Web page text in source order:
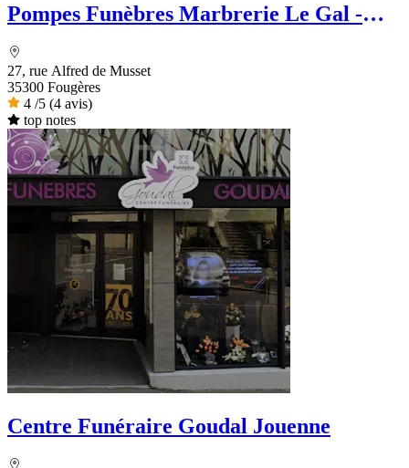
Pompes Funèbres Marbrerie Le Gal -
27, rue Alfred de Musset
35300 Fougères
4 /5 (4 avis)
top notes
Centre Funéraire Goudal Jouenne